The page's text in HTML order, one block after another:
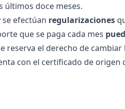
últimos doce meses.
efectúan regularizaciones
que se paga cada mes
reserva el derecho de
con el certificado de origen